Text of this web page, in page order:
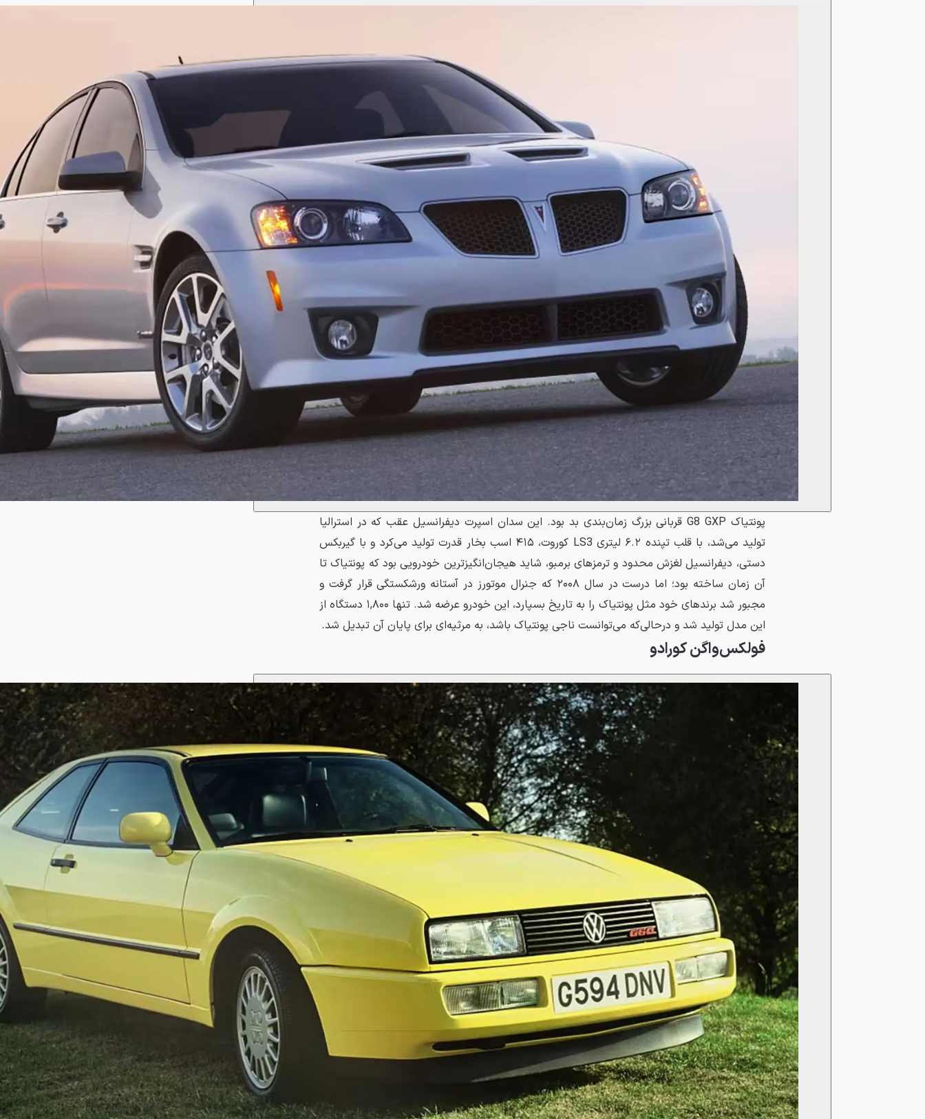
پونتیاک G8 GXP قربانی بزرگ زمان‌بندی بد بود. این سدان اسپرت دیفرانسیل عقب که در استرالیا
تولید می‌شد، با قلب تپنده ۶.۲ لیتری LS3 کوروت، ۴۱۵ اسب بخار قدرت تولید می‌کرد و با گیربکس
دستی، دیفرانسیل لغزش محدود و ترمزهای برمبو، شاید هیجان‌انگیزترین خودرویی بود که پونتیاک تا
آن زمان ساخته بود؛ اما درست در سال ۲۰۰۸ که جنرال موتورز در آستانه ورشکستگی قرار گرفت و
مجبور شد برندهای خود مثل پونتیاک را به تاریخ بسپارد، این خودرو عرضه شد. تنها ۱,۸۰۰ دستگاه از
این مدل تولید شد و درحالی‌که می‌توانست ناجی پونتیاک باشد، به مرثیه‌ای برای پایان آن تبدیل شد.
فولکس‌واگن کورادو